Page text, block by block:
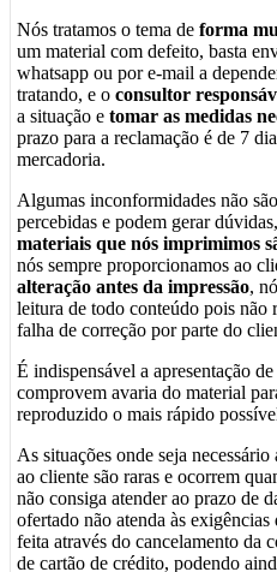
Nós tratamos o tema de forma
um material com defeito, basta
whatsapp ou por e-mail a
tratando, e o consultor
a situação e tomar as medidas
prazo para a reclamação é de 7
mercadoria.
Algumas inconformidades não
percebidas e podem gerar
materiais que nós imprimimos
nós sempre proporcionamos ao
alteração antes da impressão,
leitura de todo conteúdo pois não
falha de correção por parte do
É indispensável a apresentação
comprovem avaria do material
reproduzido o mais rápido
As situações onde seja
ao cliente são raras e ocorrem
não consiga atender ao prazo de
ofertado não atenda às
feita através do cancelamento da
de cartão de crédito, podendo